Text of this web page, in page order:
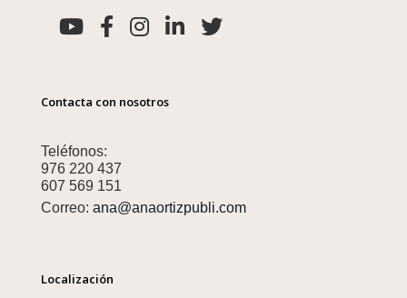
Contacta con nosotros
Teléfonos:
976 220 437
607 569 151
Correo: ana@anaortizpubli.com
Localización